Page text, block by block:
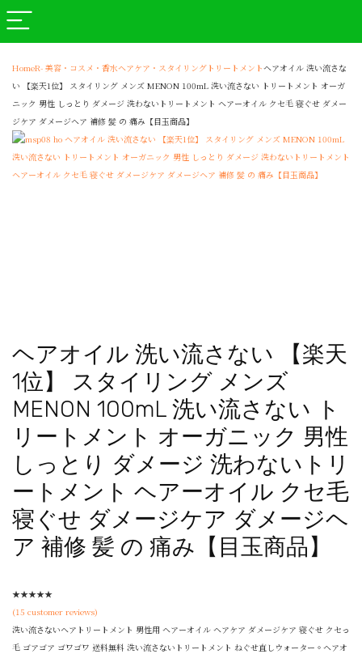
HomeR- 美容・コスメ・香水ヘアケア・スタイリング トリートメントヘアオイル 洗い流さな
い 【楽天1位】 スタイリング メンズ MENON 100mL 洗い流さない トリートメント オーガ
ニック 男性 しっとり ダメージ 洗わないトリートメント ヘアーオイル クセ毛 寝ぐせ ダメー
ジケア ダメージヘア 補修 髪 の 痛み【目玉商品】
ヘアオイル 洗い流さない 【楽天
1位】 スタイリング メンズ
MENON 100mL 洗い流さない ト
リートメント オーガニック 男性
しっとり ダメージ 洗わないトリ
ートメント ヘアーオイル クセ毛
寝ぐせ ダメージケア ダメージヘ
ア 補修 髪 の 痛み【目玉商品】
★★★★★
(15 customer reviews)
洗い流さないヘアトリートメント 男性用 ヘアーオイル ヘアケア ダメージケア 寝ぐせ クセっ
毛 ゴアゴア ゴワゴワ 送料無料 洗い流さないトリートメント ねぐせ直しウォーター。ヘアオ